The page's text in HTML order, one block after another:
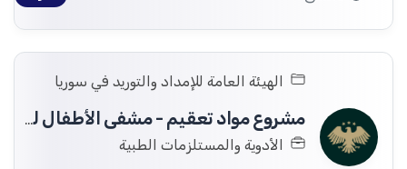
الهيئة العامة للإمداد والتوريد في سوريا
مشروع مواد تعقيم - مشفى الأطفال لصالح وزارة التعليم العالي والبحث العلمي
الأدوية والمستلزمات الطبية